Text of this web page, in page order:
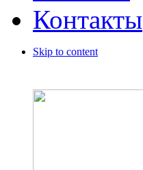
Контакты
Skip to content